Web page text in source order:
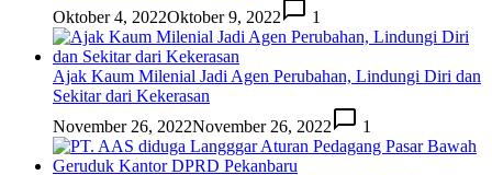
Oktober 4, 2022Oktober 9, 2022 1
Ajak Kaum Milenial Jadi Agen Perubahan, Lindungi Diri dan
Sekitar dari Kekerasan
November 26, 2022November 26, 2022 1